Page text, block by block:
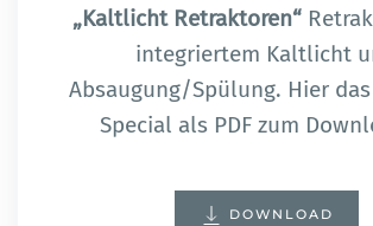
„Kaltlicht Retraktoren“
integriertem Kaltlicht
Absaugung/Spülung. Hier
Special als PDF zum
DOWNLOAD